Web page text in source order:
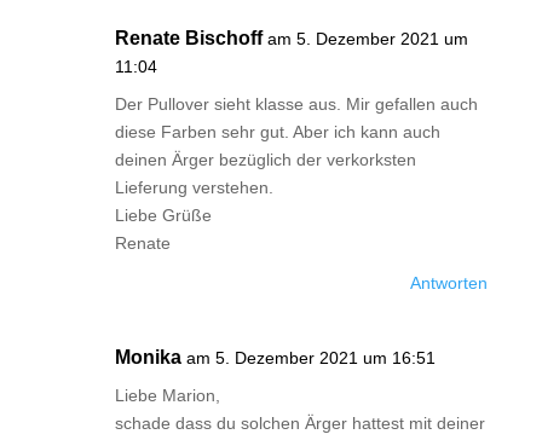
Renate Bischoff am 5. Dezember 2021 um
11:04
Der Pullover sieht klasse aus. Mir gefallen auch
diese Farben sehr gut. Aber ich kann auch
deinen Ärger bezüglich der verkorksten
Lieferung verstehen.
Liebe Grüße
Renate
Antworten
Monika am 5. Dezember 2021 um 16:51
Liebe Marion,
schade dass du solchen Ärger hattest mit deiner